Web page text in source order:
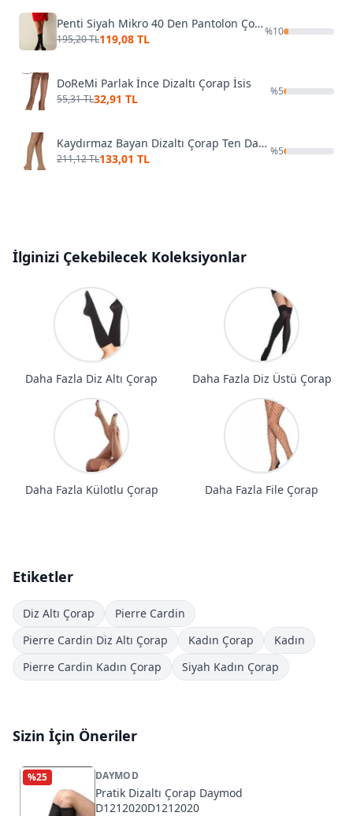
Penti Siyah Mikro 40 Den Pantolon Çorabı
195,20 TL119,08 TL
%10
DoReMi Parlak İnce Dizaltı Çorap İsis
55,31 TL32,91 TL
%5
Kaydırmaz Bayan Dizaltı Çorap Ten Daymod D1212017
211,12 TL133,01 TL
%5
İlginizi Çekebilecek Koleksiyonlar
Daha Fazla Diz Altı Çorap Daha Fazla Diz Üstü Çorap
Daha Fazla Külotlu Çorap Daha Fazla File Çorap
Etiketler
Diz Altı Çorap
Pierre Cardin
Pierre Cardin Diz Altı Çorap
Kadın Çorap
Kadın
Pierre Cardin Kadın Çorap
Siyah Kadın Çorap
Sizin İçin Öneriler
%25 DAYMOD
Pratik Dizaltı Çorap Daymod
D1212020D1212020